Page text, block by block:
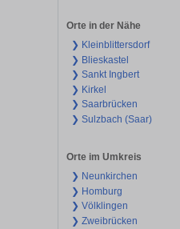
Orte in der Nähe
❯ Kleinblittersdorf
❯ Blieskastel
❯ Sankt Ingbert
❯ Kirkel
❯ Saarbrücken
❯ Sulzbach (Saar)
Orte im Umkreis
❯ Neunkirchen
❯ Homburg
❯ Völklingen
❯ Zweibrücken